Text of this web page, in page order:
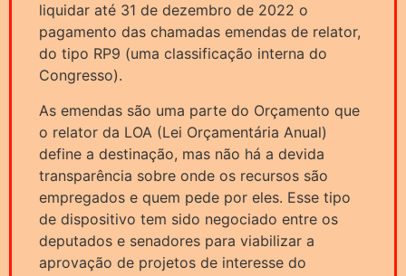
liquidar até 31 de dezembro de 2022 o
pagamento das chamadas emendas de relator,
do tipo RP9 (uma classificação interna do
Congresso).
As emendas são uma parte do Orçamento que
o relator da LOA (Lei Orçamentária Anual)
define a destinação, mas não há a devida
transparência sobre onde os recursos são
empregados e quem pede por eles. Esse tipo
de dispositivo tem sido negociado entre os
deputados e senadores para viabilizar a
aprovação de projetos de interesse do